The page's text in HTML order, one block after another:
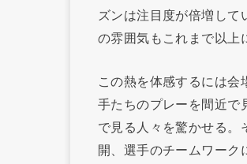
ズンは注目度が倍増し
の雰囲気もこれまで以上
この熱を体感するには
手たちのプレーを間近で
で見る人々を驚かせる。
開、選手のチームワーク